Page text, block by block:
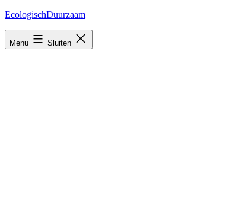
Ga
inhoud
EcologischDuurzaam
Menu Sluiten